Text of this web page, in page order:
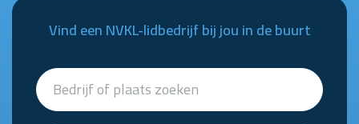
Vind een NVKL-lidbedrijf bij jou in de buurt